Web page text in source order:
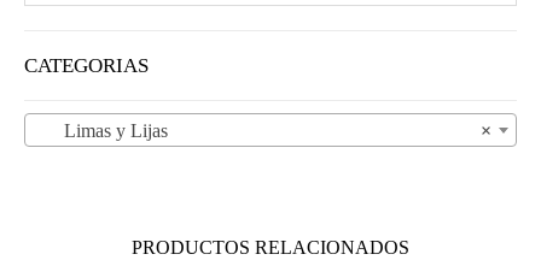
CATEGORIAS
×
Limas y Lijas
PRODUCTOS RELACIONADOS